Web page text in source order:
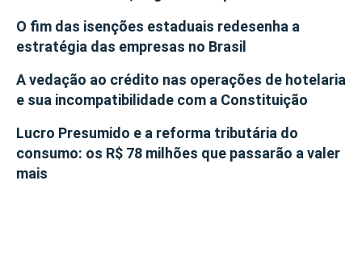
O fim das isenções estaduais redesenha a
estratégia das empresas no Brasil
A vedação ao crédito nas operações de hotelaria
e sua incompatibilidade com a Constituição
Lucro Presumido e a reforma tributária do
consumo: os R$ 78 milhões que passarão a valer
mais